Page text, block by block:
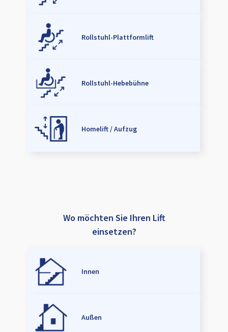
Rollstuhl-Plattformlift
Rollstuhl-Hebebühne
Homelift / Aufzug
Wo möchten Sie Ihren Lift
einsetzen?
Innen
Außen